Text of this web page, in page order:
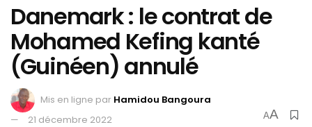
Danemark : le contrat de
Mohamed Kefing kanté
(Guinéen) annulé
Mis en ligne par Hamidou Bangoura
21 décembre 2022
AA